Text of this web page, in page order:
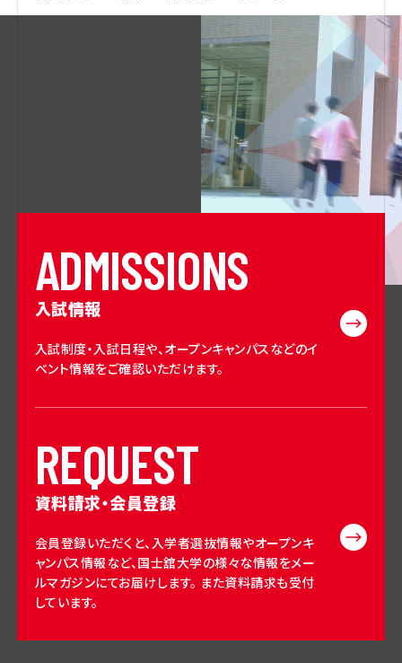
ADMISSIONS
入試情報
入試制度・入試日程や、オープンキャンパスなどのイ
ベント情報をご確認いただけます。
REQUEST
資料請求・会員登録
会員登録いただくと、入学者選抜情報やオープンキ
ャンパス情報など、国士舘大学の様々な情報をメー
ルマガジンにてお届けします。 また資料請求も受付
しています。